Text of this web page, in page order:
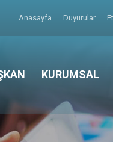
Anasayfa Duyurular
KURUMSAL